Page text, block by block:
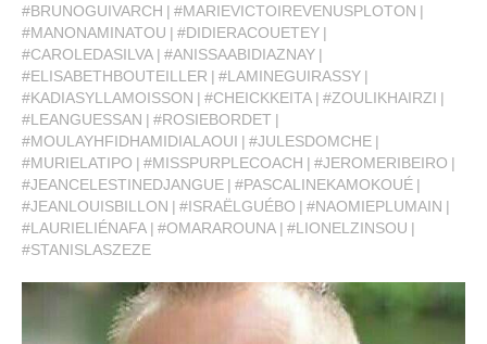
#BRUNOGUIVARCH
#MARIEVICTOIREVENUSPLOTON
#MANONAMINATOU
#DIDIERACOUETEY
#CAROLEDASILVA
#ANISSAABIDIAZNAY
#ELISABETHBOUTEILLER
#LAMINEGUIRASSY
#KADIASYLLAMOISSON
#CHEICKKEITA
#ZOULIKHAIRZI
#LEANGUESSAN
#ROSIEBORDET
#MOULAYHFIDHAMIDIALAOUI
#JULESDOMCHE
#MURIELATIPO
#MISSPURPLECOACH
#JEROMERIBEIRO
#JEANCELESTINEDJANGUE
#PASCALINEKAMOKOUÉ
#JEANLOUISBILLON
#ISRAËLGUÉBO
#NAOMIEPLUMAIN
#LAURIELIÉNAFA
#OMARAROUNA
#LIONELZINSOU
#STANISLASZEZE